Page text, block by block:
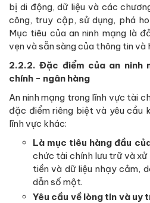
bị di động, dữ liệu và các
công, truy cập, sử dụng, phá
Mục tiêu của an ninh mạng là
vẹn và sẵn sàng của thông tin và
2.2.2. Đặc điểm của an ninh
chính - ngân hàng
An ninh mạng trong lĩnh vực tài
đặc điểm riêng biệt và yêu cầu
lĩnh vực khác:
Là mục tiêu hàng đầu
chức tài chính lưu trữ và
tiền và dữ liệu nhạy cảm,
dẫn số một.
Yêu cầu về lòng tin và uy